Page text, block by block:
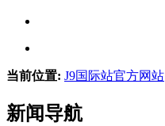
当前位置: J9国际站官方网站
新闻导航